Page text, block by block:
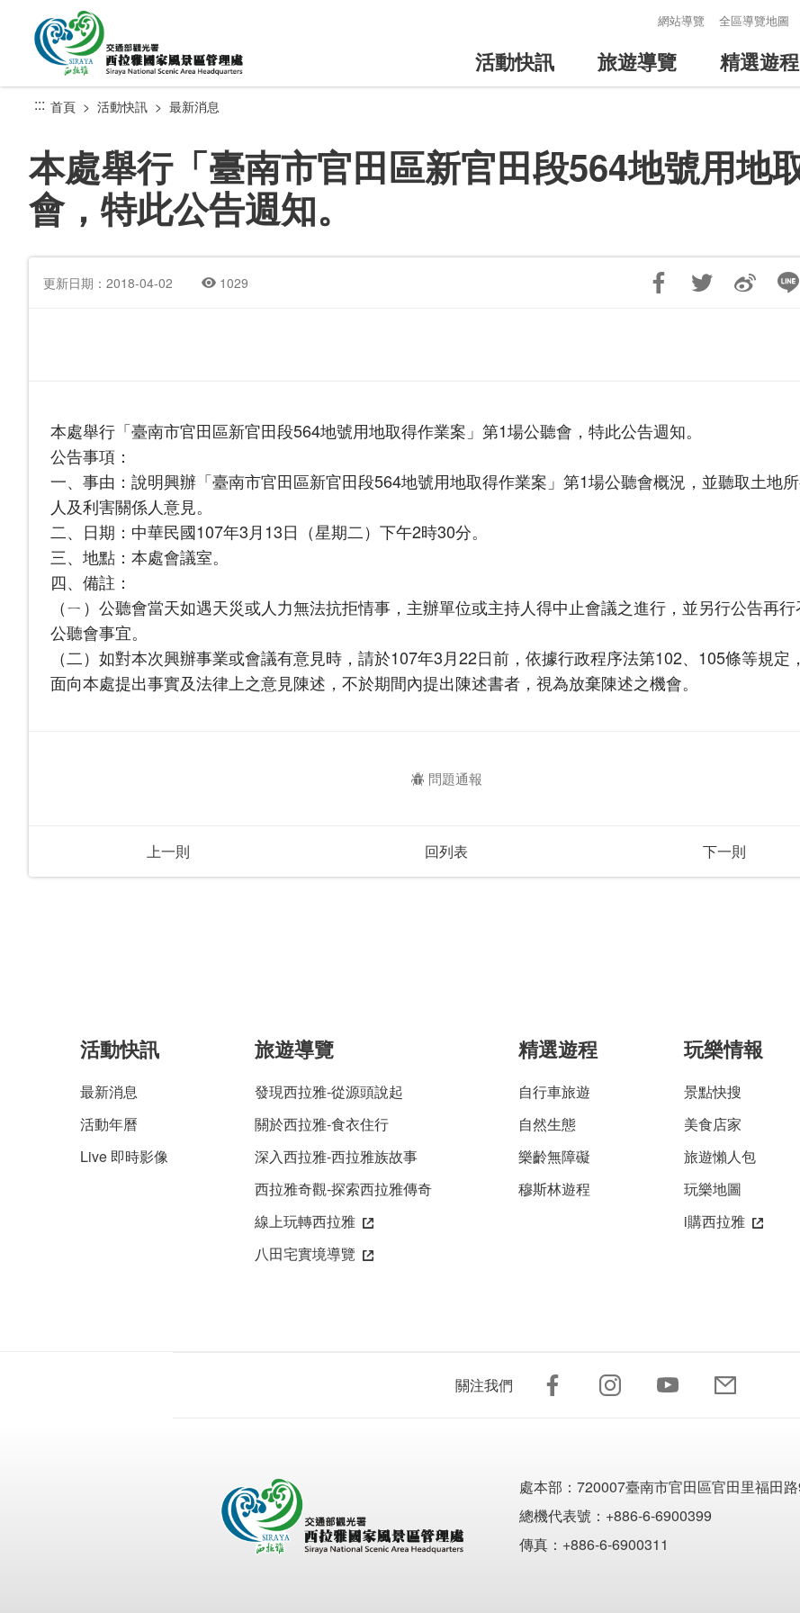
網站導覽 全區導覽地圖
活動快訊 旅遊導覽 精選遊程
::: 首頁 活動快訊 最新消息
本處舉行「臺南市官田區新官田段564地號用地
會，特此公告週知。
更新日期：2018-04-02 1029
本處舉行「臺南市官田區新官田段564地號用地取得作業案」第1場公聽會，特此公告週知。
公告事項：
一、事由：說明興辦「臺南市官田區新官田段564地號用地取得作業案」第1場公聽會概況，並聽取土地
人及利害關係人意見。
二、日期：中華民國107年3月13日（星期二）下午2時30分。
三、地點：本處會議室。
四、備註：
（ㄧ）公聽會當天如遇天災或人力無法抗拒情事，主辦單位或主持人得中止會議之進行，並另行公告再行
公聽會事宜。
（二）如對本次興辦事業或會議有意見時，請於107年3月22日前，依據行政程序法第102、105條等規定
面向本處提出事實及法律上之意見陳述，不於期間內提出陳述書者，視為放棄陳述之機會。
問題通報
上一則 回列表 下一則
活動快訊
最新消息
活動年曆
Live 即時影像
旅遊導覽
發現西拉雅-從源頭說起
關於西拉雅-食衣住行
深入西拉雅-西拉雅族故事
西拉雅奇觀-探索西拉雅傳奇
線上玩轉西拉雅
八田宅實境導覽
精選遊程
自行車旅遊
自然生態
樂齡無障礙
穆斯林遊程
玩樂情報
景點快搜
美食店家
旅遊懶人包
玩樂地圖
i購西拉雅
關注我們
處本部： 720007臺南市官田區官田里福田
總機代表號：+886-6-6900399
傳真：+886-6-6900311